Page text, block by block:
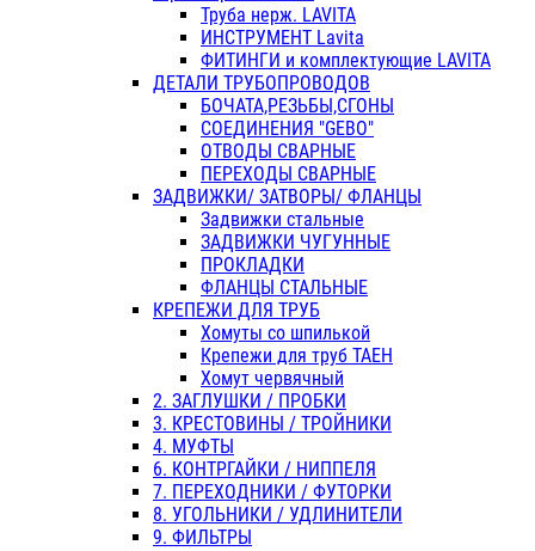
Труба нерж. LAVITA
ИНСТРУМЕНТ Lavita
ФИТИНГИ и комплектующие LAVITA
ДЕТАЛИ ТРУБОПРОВОДОВ
БОЧАТА,РЕЗЬБЫ,СГОНЫ
СОЕДИНЕНИЯ "GEBO"
ОТВОДЫ СВАРНЫЕ
ПЕРЕХОДЫ СВАРНЫЕ
ЗАДВИЖКИ/ ЗАТВОРЫ/ ФЛАНЦЫ
Задвижки стальные
ЗАДВИЖКИ ЧУГУННЫЕ
ПРОКЛАДКИ
ФЛАНЦЫ СТАЛЬНЫЕ
КРЕПЕЖИ ДЛЯ ТРУБ
Хомуты со шпилькой
Крепежи для труб ТАЕН
Хомут червячный
2. ЗАГЛУШКИ / ПРОБКИ
3. КРЕСТОВИНЫ / ТРОЙНИКИ
4. МУФТЫ
6. КОНТРГАЙКИ / НИППЕЛЯ
7. ПЕРЕХОДНИКИ / ФУТОРКИ
8. УГОЛЬНИКИ / УДЛИНИТЕЛИ
9. ФИЛЬТРЫ